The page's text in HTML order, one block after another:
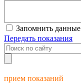
Запомнить данные
Передать показания
прием показаний